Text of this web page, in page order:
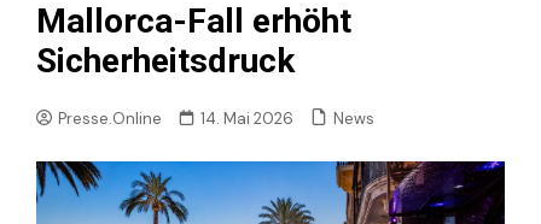
Mallorca-Fall erhöht
Sicherheitsdruck
Presse.Online 14. Mai 2026 News